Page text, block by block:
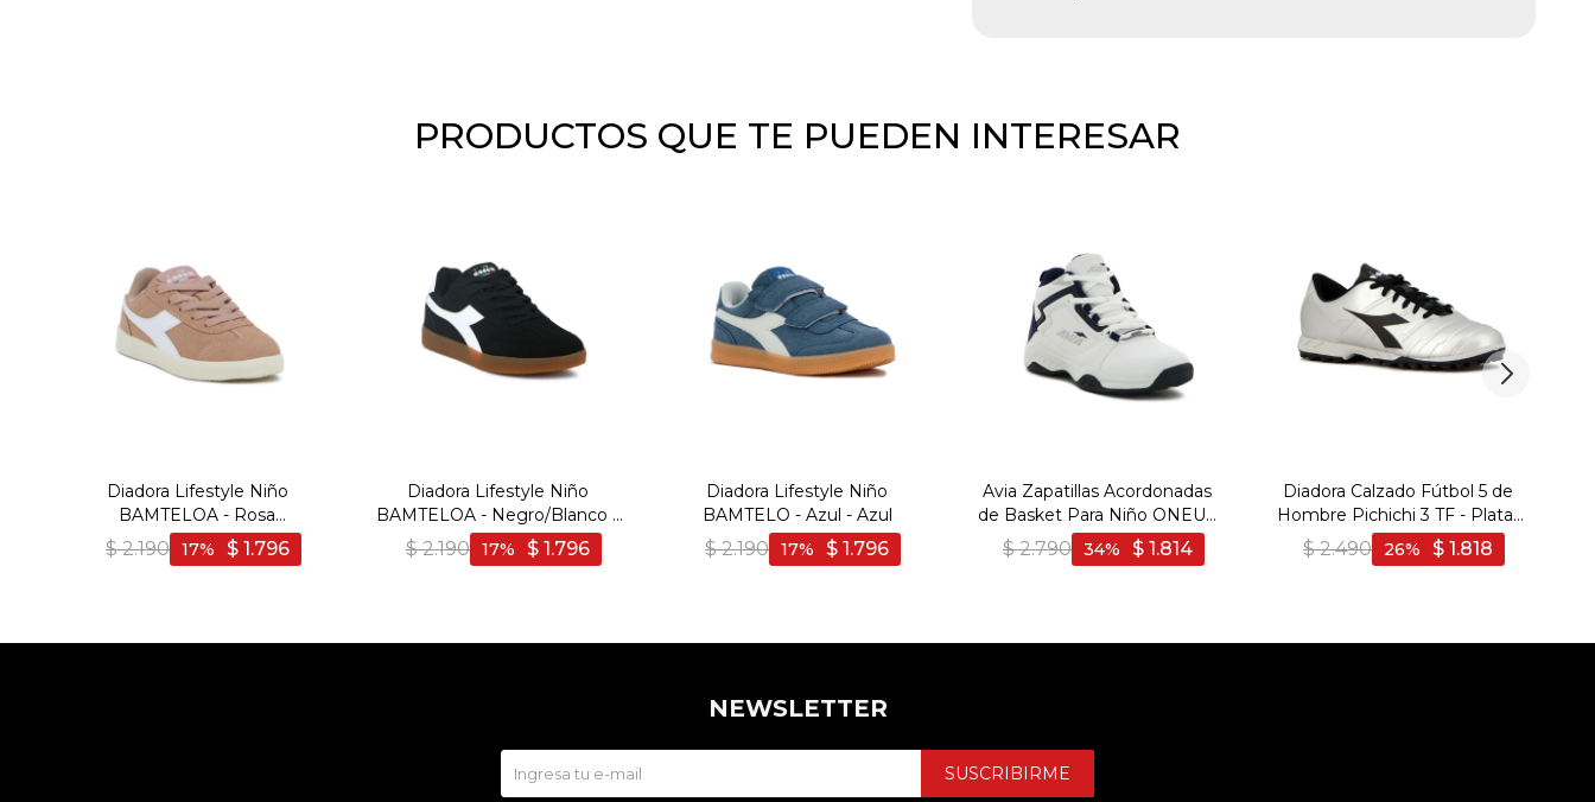
PRODUCTOS QUE TE PUEDEN INTERESAR
Diadora Lifestyle Niño
BAMTELOA - Rosa
Viejo/Blanco - Rosa Viejo-
Blanco
$ 2.190 $ 1.796
17
Diadora Lifestyle Niño
BAMTELOA - Negro/Blanco -
Negro-Blanco
$ 2.190 $ 1.796
17
Diadora Lifestyle Niño
BAMTELO - Azul - Azul
$ 2.190 $ 1.796
17
Avia Zapatillas Acordonadas
de Basket Para Niño ONEUS
JR WHITE/ NAVY - Blanco-
Marino
$ 2.790 $ 1.814
34
Diadora Calzado Fútbol 5 de
Hombre Pichichi 3 TF - Plata-
Negro
$ 2.490 $ 1.818
26
NEWSLETTER
SUSCRIBIRME